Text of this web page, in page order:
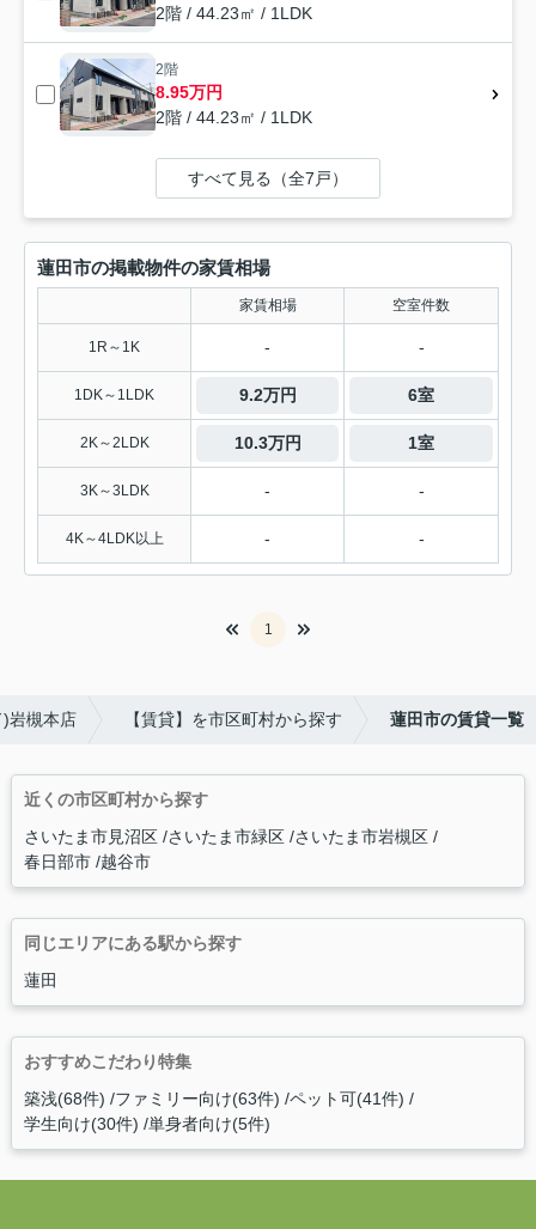
2階 / 44.23㎡ / 1LDK
2階
8.95万円
2階 / 44.23㎡ / 1LDK
すべて見る（全7戸）
蓮田市の掲載物件の家賃相場
家賃相場 空室件数
1R～1K - -
1DK～1LDK 9.2万円 6室
2K～2LDK 10.3万円 1室
3K～3LDK - -
4K～4LDK以上 - -
1
岩槻本店 【賃貸】を市区町村から探す 蓮田市の賃貸一覧
近くの市区町村から探す
さいたま市見沼区 さいたま市緑区 さいたま市岩槻区
春日部市 越谷市
同じエリアにある駅から探す
蓮田
おすすめこだわり特集
築浅(68件) ファミリー向け(63件) ペット可(41件)
学生向け(30件) 単身者向け(5件)